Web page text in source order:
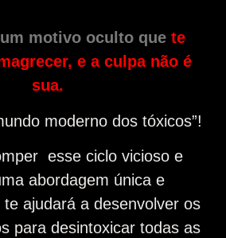
motivo oculto que te
e a culpa não é
sua.
moderno dos tóxicos”!
esse ciclo vicioso e
abordagem única e
ajudará a desenvolver os
para desintoxicar todas as